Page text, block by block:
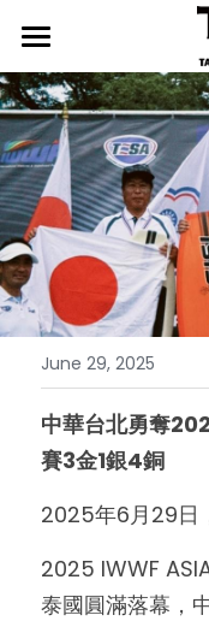
首頁
最新消息
行事曆
新聞發佈
協會介紹
協會宗旨
協會起源
組織架構
推手介紹
臺北滑水隊
臺北滑水隊
師資介紹
我要入隊
歷年成績
相關辦法
LEVEL證照
檢定辦法
檢定榜單
國際賽事規則
個人入會辦法
國際媒體
國際賽事新聞
國際賽事影片
國內賽事新聞
國內賽事影片
精選照片
國際賽事集錦
國內賽事集錦
訓練中心
June 29, 2025
中華台北勇奪
賽3金1銀4銅
2025年6月29日
2025 IWWF
泰國圓滿落幕，